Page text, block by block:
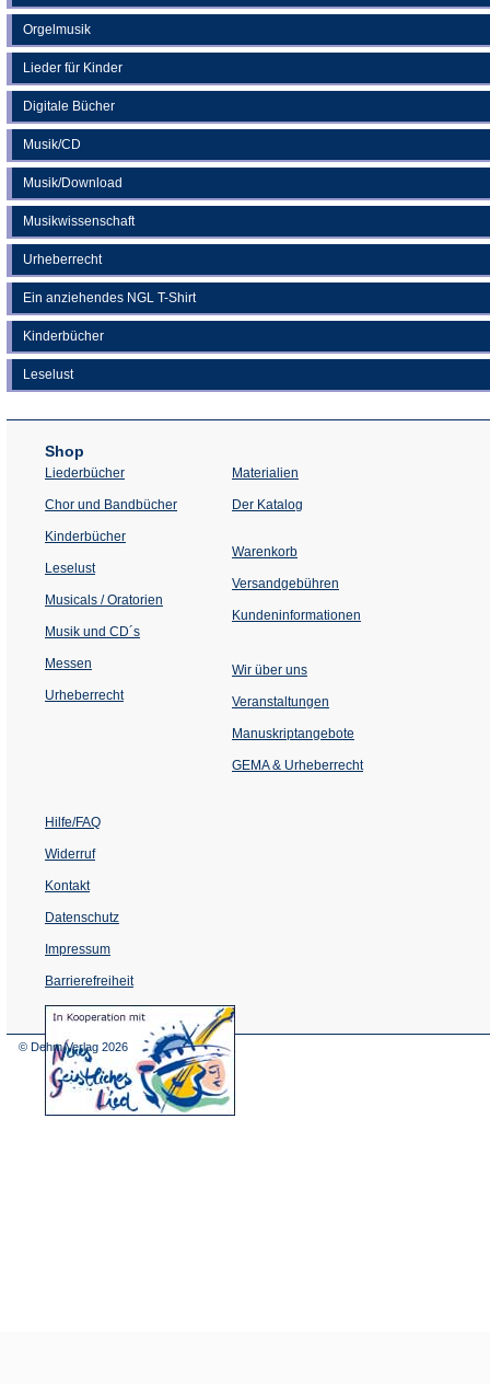
Orgelmusik
Lieder für Kinder
Digitale Bücher
Musik/CD
Musik/Download
Musikwissenschaft
Urheberrecht
Ein anziehendes NGL T-Shirt
Kinderbücher
Leselust
Shop
Liederbücher
Chor und Bandbücher
Kinderbücher
Leselust
Musicals / Oratorien
Musik und CD´s
Messen
Urheberrecht
Materialien
Der Katalog
Warenkorb
Versandgebühren
Kundeninformationen
Wir über uns
Veranstaltungen
einem
Tab)
Manuskriptangebote
GEMA & Urheberrecht
Hilfe/FAQ
Widerruf
Kontakt
Datenschutz
Impressum
Barrierefreiheit
(Öffnet
in
© Dehm Verlag 2026